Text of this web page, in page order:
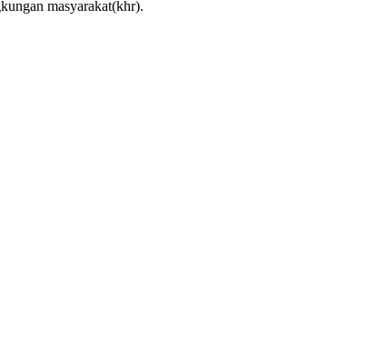
masyarakat(khr).